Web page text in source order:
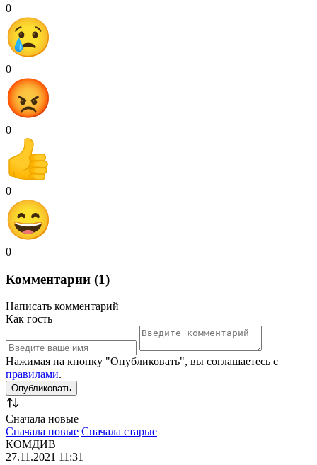
0
0
0
0
0
Комментарии (1)
Написать комментарий
Как гость
Нажимая на кнопку "Опубликовать", вы соглашаетесь с
правилами.
Сначала новые
Сначала новые Сначала старые
КОМДИВ
27.11.2021 11:31